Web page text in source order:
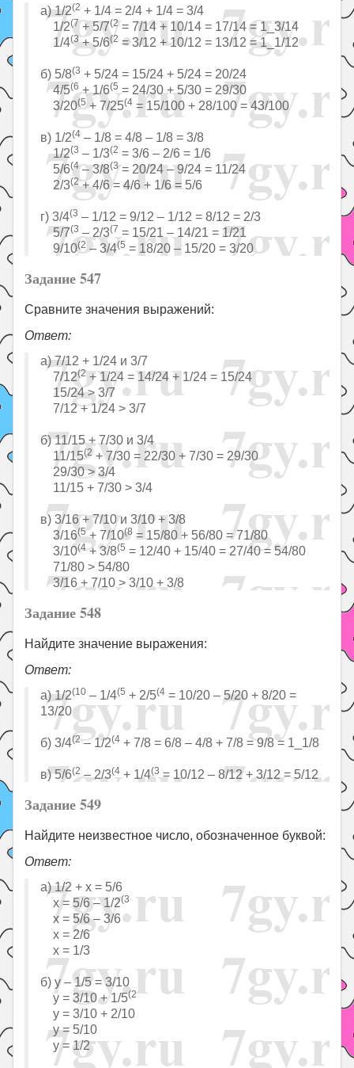
а) 1/2(2 + 1/4 = 2/4 + 1/4 = 3/4
1/2(7+ 5/7(2= 7/14 + 10/14 = 17/14 = 1_3/14
1/4(3+ 5/6(2 = 3/12 + 10/12 = 13/12 = 1_1/12
б) 5/8(3 + 5/24 = 15/24 + 5/24 = 20/24
4/5(6+ 1/6(5= 24/30 + 5/30 = 29/30
3/20(5+ 7/25(4 = 15/100 + 28/100 = 43/100
в) 1/2(4 – 1/8 = 4/8 – 1/8 = 3/8
1/2(3 – 1/3(2 = 3/6 – 2/6 = 1/6
5/6(4– 3/8(3= 20/24 – 9/24 = 11/24
2/3(2+ 4/6 = 4/6 + 1/6 = 5/6
г) 3/4(3 – 1/12 = 9/12 – 1/12 = 8/12 = 2/3
5/7(3 – 2/3(7 = 15/21 – 14/21 = 1/21
9/10(2 – 3/4(5 = 18/20 – 15/20 = 3/20
Задание 547
Сравните значения выражений:
Ответ:
а) 7/12 + 1/24 и 3/7
7/12(2 + 1/24 = 14/24 + 1/24 = 15/24
15/24 ˃ 3/7
7/12 + 1/24 ˃ 3/7
б) 11/15 + 7/30 и 3/4
11/15(2+ 7/30 = 22/30 + 7/30 = 29/30
29/30 ˃ 3/4
11/15 + 7/30 ˃ 3/4
в) 3/16 + 7/10 и 3/10 + 3/8
3/16(5+ 7/10(8 = 15/80 + 56/80 = 71/80
3/10(4+ 3/8(5 = 12/40 + 15/40 = 27/40 = 54/80
71/80 ˃ 54/80
3/16 + 7/10 ˃ 3/10 + 3/8
Задание 548
Найдите значение выражения:
Ответ:
а) 1/2(10 – 1/4(5 + 2/5(4 = 10/20 – 5/20 + 8/20 =
13/20
б) 3/4(2– 1/2(4 + 7/8 = 6/8 – 4/8 + 7/8 = 9/8 = 1_1/8
в) 5/6(2– 2/3(4+ 1/4(3= 10/12 – 8/12 + 3/12 = 5/12
Задание 549
Найдите неизвестное число, обозначенное буквой:
Ответ:
а) 1/2 + х = 5/6
х = 5/6 – 1/2(3
х = 5/6 – 3/6
х = 2/6
х = 1/3
б) у – 1/5 = 3/10
у = 3/10 + 1/5(2
у = 3/10 + 2/10
у = 5/10
у = 1/2